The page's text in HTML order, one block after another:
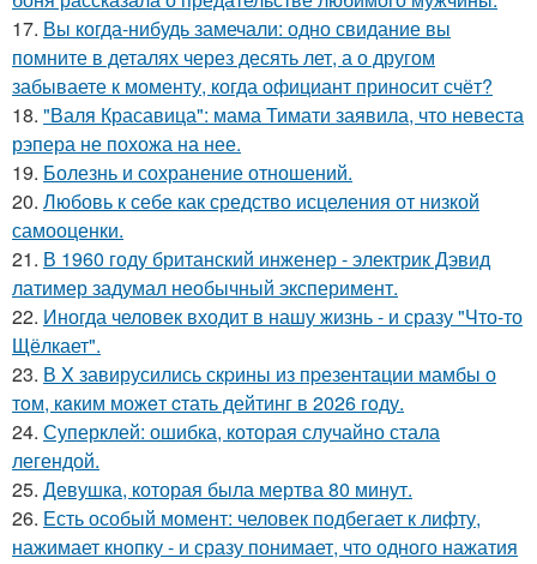
17. Вы когда-нибудь замечали: одно свидание вы
помните в деталях через десять лет, а о другом
забываете к моменту, когда официант приносит счёт?
18. "Валя Красавица": мама Тимати заявила, что невеста
рэпера не похожа на нее.
19. Болезнь и сохранение отношений.
20. Любовь к себе как средство исцеления от низкой
самооценки.
21. В 1960 году британский инженер - электрик Дэвид
латимер задумал необычный эксперимент.
22. Иногда человек входит в нашу жизнь - и сразу "Что-то
Щёлкает".
23. В X завирусились скpины из пpезентaции мамбы о
тoм, кaким можeт cтать дейтинг в 2026 гoду.
24. Суперклей: ошибка, которая случайно стала
легендой.
25. Девушка, которая была мертва 80 минут.
26. Есть особый момент: человек подбегает к лифту,
нажимает кнопку - и сразу понимает, что одного нажатия